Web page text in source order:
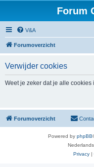
Forum
V&A
Forumoverzicht
Verwijder cookies
Weet je zeker dat je alle
Forumoverzicht
Powered by phpBB
Privacy |